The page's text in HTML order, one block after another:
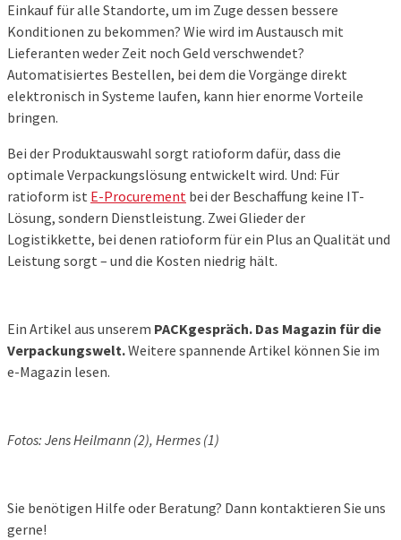
Einkauf für alle Standorte, um im Zuge dessen bessere
Konditionen zu bekommen? Wie wird im Austausch mit
Lieferanten weder Zeit noch Geld verschwendet?
Automatisiertes Bestellen, bei dem die Vorgänge direkt
elektronisch in Systeme laufen, kann hier enorme Vorteile
bringen.
Bei der Produktauswahl sorgt ratioform dafür, dass die
optimale Verpackungslösung entwickelt wird. Und: Für
ratioform ist E-Procurement bei der Beschaffung keine IT-
Lösung, sondern Dienstleistung. Zwei Glieder der
Logistikkette, bei denen ratioform für ein Plus an Qualität und
Leistung sorgt – und die Kosten niedrig hält.
Ein Artikel aus unserem PACKgespräch. Das Magazin für die
Verpackungswelt.Weitere spannende Artikel können Sie im
e-Magazin lesen.
Fotos: Jens Heilmann (2), Hermes (1)
Sie benötigen Hilfe oder Beratung? Dann kontaktieren Sie uns
gerne!